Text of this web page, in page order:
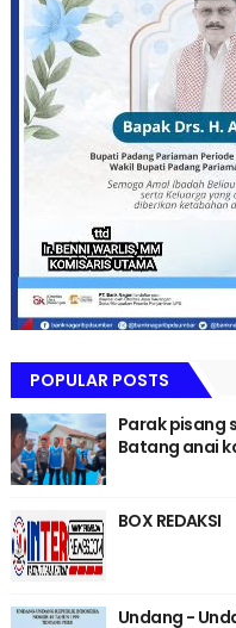
POPULAR POSTS
Parak pisang
Batang anai
BOX REDAKSI
Undang -